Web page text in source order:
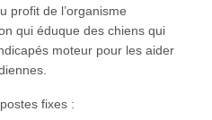
profit de l’organisme
qui éduque des chiens qui
moteur pour les aider
fixes :